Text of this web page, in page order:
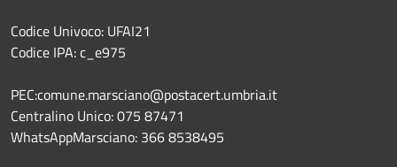
Codice Univoco: UFAI21
Codice IPA: c_e975
PEC:comune.marsciano@postacert.umbria.it
Centralino Unico: 075 87471
WhatsAppMarsciano: 366 8538495